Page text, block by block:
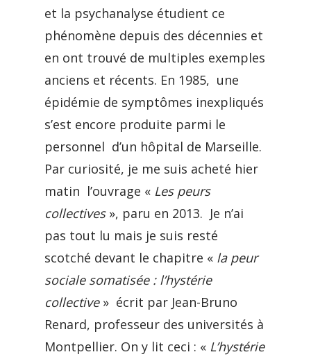
et la psychanalyse étudient ce
phénomène depuis des décennies et
en ont trouvé de multiples exemples
anciens et récents. En 1985, une
épidémie de symptômes inexpliqués
s’est encore produite parmi le
personnel d’un hôpital de Marseille.
Par curiosité, je me suis acheté hier
matin l’ouvrage « Les peurs
collectives », paru en 2013. Je n’ai
pas tout lu mais je suis resté
scotché devant le chapitre « la peur
sociale somatisée : l’hystérie
collective » écrit par Jean-Bruno
Renard, professeur des universités à
Montpellier. On y lit ceci : « L’hystérie